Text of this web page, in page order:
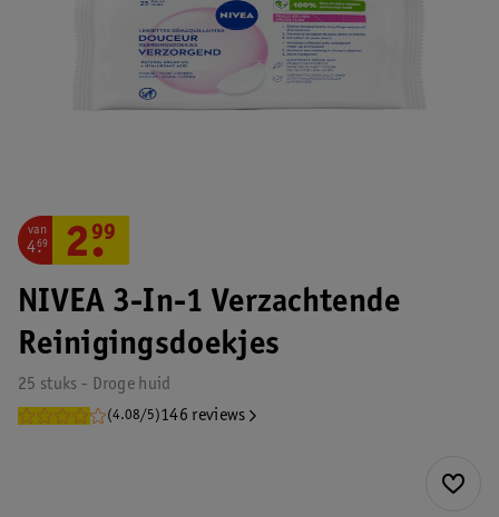
NIVEA 3-In-1 Verzachtende
Reinigingsdoekjes
25 stuks - Droge huid
(4.08/5)146 reviews
van
4.
69 2.
99